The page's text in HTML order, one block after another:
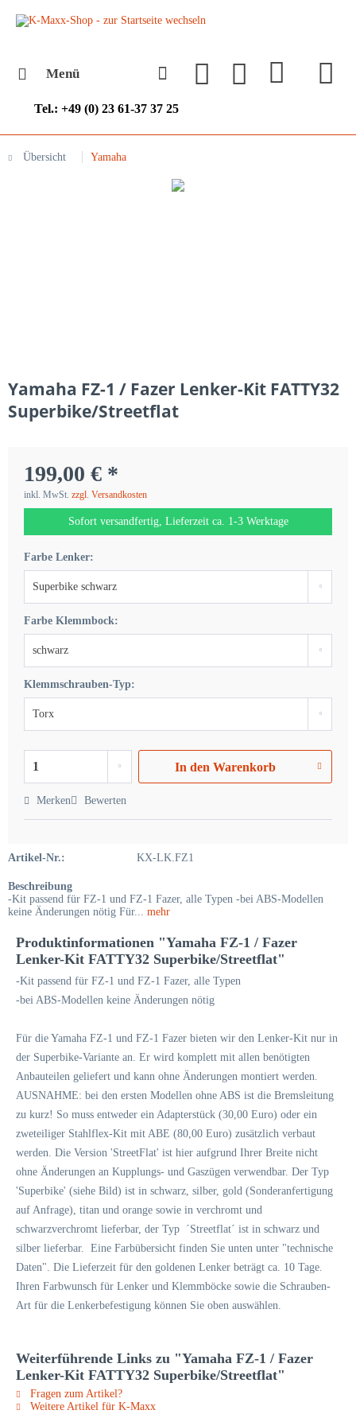
Tel.: +49 (0) 23 61-37 37 25
Menü
Übersicht Yamaha
Yamaha FZ-1 / Fazer Lenker-Kit FATTY32
Superbike/Streetflat
199,00 € *
inkl. MwSt. zzgl. Versandkosten
Sofort versandfertig, Lieferzeit ca. 1-3 Werktage
Farbe Lenker:
Farbe Klemmbock:
Klemmschrauben-Typ:
In den Warenkorb
Merken Bewerten
Artikel-Nr.: KX-LK.FZ1
Beschreibung
-Kit passend für FZ-1 und FZ-1 Fazer, alle Typen -bei ABS-Modellen
keine Änderungen nötig Für... mehr
Produktinformationen "Yamaha FZ-1 / Fazer
Lenker-Kit FATTY32 Superbike/Streetflat"
-Kit passend für FZ-1 und FZ-1 Fazer, alle Typen
-bei ABS-Modellen keine Änderungen nötig
Für die Yamaha FZ-1 und FZ-1 Fazer bieten wir den Lenker-Kit nur in
der Superbike-Variante an. Er wird komplett mit allen benötigten
Anbauteilen geliefert und kann ohne Änderungen montiert werden.
AUSNAHME: bei den ersten Modellen ohne ABS ist die Bremsleitung
zu kurz! So muss entweder ein Adapterstück (30,00 Euro) oder ein
zweteiliger Stahlflex-Kit mit ABE (80,00 Euro) zusätzlich verbaut
werden. Die Version 'StreetFlat' ist hier aufgrund Ihrer Breite nicht
ohne Änderungen an Kupplungs- und Gaszügen verwendbar. Der Typ
'Superbike' (siehe Bild) ist in schwarz, silber, gold (Sonderanfertigung
auf Anfrage), titan und orange sowie in verchromt und
schwarzverchromt lieferbar, der Typ ´Streetflat´ ist in schwarz und
silber lieferbar. Eine Farbübersicht finden Sie unten unter "technische
Daten". Die Lieferzeit für den goldenen Lenker beträgt ca. 10 Tage.
Ihren Farbwunsch für Lenker und Klemmböcke sowie die Schrauben-
Art für die Lenkerbefestigung können Sie oben auswählen.
Weiterführende Links zu "Yamaha FZ-1 / Fazer
Lenker-Kit FATTY32 Superbike/Streetflat"
Fragen zum Artikel?
Weitere Artikel für K-Maxx